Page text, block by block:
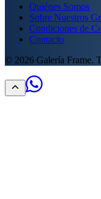
Quiénes Somos
Sobre Nuestros
Condiciones de
Contacto
© 2026 Galería Frame.